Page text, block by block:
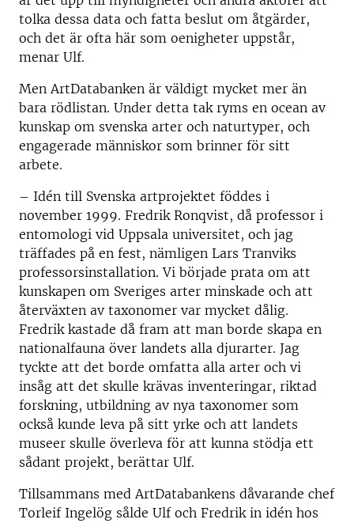
tolka dessa data och fatta beslut om åtgärder,
och det är ofta här som oenigheter uppstår,
menar Ulf.
Men ArtDatabanken är väldigt mycket mer än
bara rödlistan. Under detta tak ryms en ocean av
kunskap om svenska arter och naturtyper, och
engagerade människor som brinner för sitt
arbete.
– Idén till Svenska artprojektet föddes i
november 1999. Fredrik Ronqvist, då professor i
entomologi vid Uppsala universitet, och jag
träffades på en fest, nämligen Lars Tranviks
professorsinstallation. Vi började prata om att
kunskapen om Sveriges arter minskade och att
återväxten av taxonomer var mycket dålig.
Fredrik kastade då fram att man borde skapa en
nationalfauna över landets alla djurarter. Jag
tyckte att det borde omfatta alla arter och vi
insåg att det skulle krävas inventeringar, riktad
forskning, utbildning av nya taxonomer som
också kunde leva på sitt yrke och att landets
museer skulle överleva för att kunna stödja ett
sådant projekt, berättar Ulf.
Tillsammans med ArtDatabankens dåvarande chef
Torleif Ingelög sålde Ulf och Fredrik in idén hos